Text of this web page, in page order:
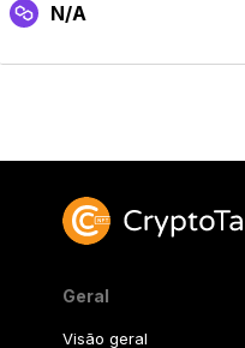
N/A
Geral
Visão geral